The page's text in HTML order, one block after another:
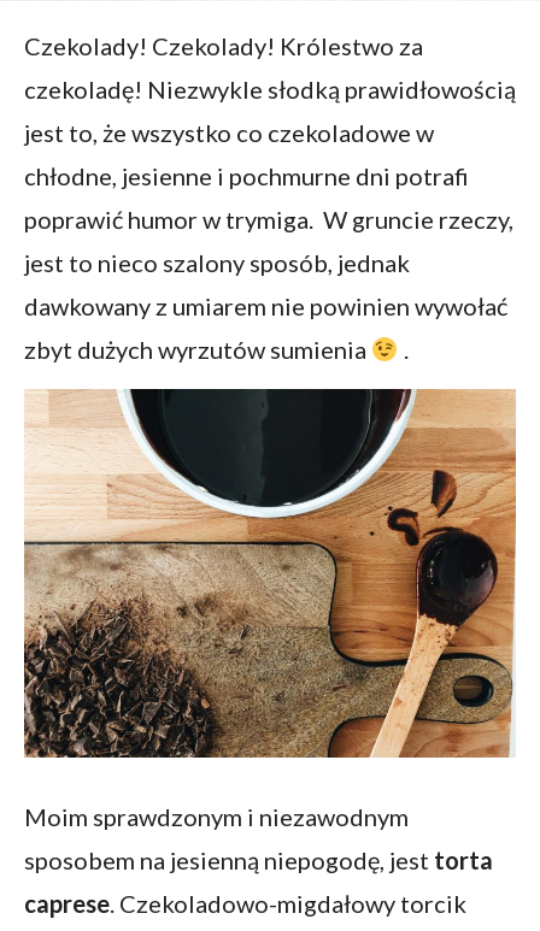
Czekolady! Czekolady! Królestwo za
czekoladę! Niezwykle słodką prawidłowością
jest to, że wszystko co czekoladowe w
chłodne, jesienne i pochmurne dni potrafi
poprawić humor w trymiga. W gruncie rzeczy,
jest to nieco szalony sposób, jednak
dawkowany z umiarem nie powinien wywołać
zbyt dużych wyrzutów sumienia
.
Moim sprawdzonym i niezawodnym
sposobem na jesienną niepogodę, jest torta
caprese. Czekoladowo-migdałowy torcik